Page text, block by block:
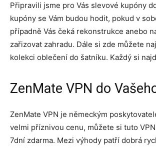
Připravili jsme pro Vás slevové kupóny
kupóny se Vám budou hodit, pokud v
případně Vás čeká rekonstrukce anebo
zařizovat zahradu. Dále si zde můžete
kolekci oblečení do šatníku. Každý si
ZenMate VPN do
ZenMate VPN je německým
velmi příznivou cenu, můžete si tuto
7dní zdarma. Mezi výhody patří dobrá